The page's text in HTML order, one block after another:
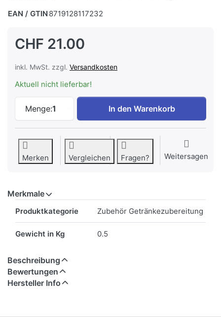
EAN / GTIN 8719128117232
CHF 21.00
inkl. MwSt. zzgl. Versandkosten
Aktuell nicht lieferbar!
Menge:1
SodaStream Soda-Mix Pepsi 500ml zu
In den Warenkorb
Merken Vergleichen Fragen? Weitersagen
Merkmale
Produktkategorie Zubehör Getränkezubereitung
Gewicht in Kg 0.5
Beschreibung
Bewertungen
Hersteller Info